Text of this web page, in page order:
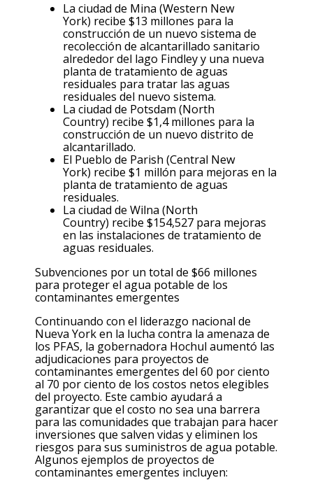
La ciudad de Mina (Western New
York) recibe $13 millones para la
construcción de un nuevo sistema de
recolección de alcantarillado sanitario
alrededor del lago Findley y una nueva
planta de tratamiento de aguas
residuales para tratar las aguas
residuales del nuevo sistema.
La ciudad de Potsdam (North
Country) recibe $1,4millones para la
construcción de un nuevo distrito de
alcantarillado.
El Pueblo de Parish (Central New
York) recibe $1 millón para mejoras en la
planta de tratamiento de aguas
residuales.
La ciudad de Wilna (North
Country) recibe $154,527 para mejoras
en las instalaciones de tratamiento de
aguas residuales.
Subvenciones por un total de $66 millones
para proteger el agua potable de los
contaminantes emergentes
Continuando con el liderazgo nacional de
Nueva York en la lucha contra la amenaza de
los PFAS, la gobernadora Hochul aumentó las
adjudicaciones para proyectos de
contaminantes emergentes del 60 por ciento
al 70 por ciento de los costos netos elegibles
del proyecto. Este cambio ayudará a
garantizar que el costo no sea una barrera
para las comunidades que trabajan para hacer
inversiones que salven vidas y eliminen los
riesgos para sus suministros de agua potable.
Algunos ejemplos de proyectos de
contaminantes emergentes incluyen: